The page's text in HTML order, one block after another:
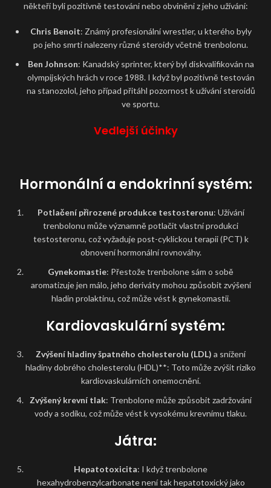
někteří byli pozitivně testováni nebo obviněni z jeho užívání:
Chris Benoit: Známý profesionální wrestler, u kterého byly
po jeho smrti nalezeny různé steroidy včetně trenbolonu.
Ben Johnson: Kanadský sprinter, který byl diskvalifikován na
olympijských hrách v roce 1988. I když byl pozitivně testován
na stanozolol, jeho případ přitáhl pozornost k užívání steroidů
ve sportu.
Vedlejší účinky
Hormonální a endokrinní systém:
Potlačení přirozené produkce testosteronu: Užívání
trenbolonu může významně potlačit vlastní produkci
testosteronu, což vyžaduje post-cyklickou terapii (PCT) k
obnovení hormonální rovnováhy.
Gynekomastie: Přestože trenbolone sám o sobě
aromatizuje jen málo, jeho deriváty mohou způsobit zvýšení
hladin prolaktinu, což může vést k gynekomastii.
Kardiovaskulární systém:
Zvýšení hladiny špatného cholesterolu (LDL) a snížení
hladiny dobrého cholesterolu (HDL)**: Toto může zvýšit riziko
kardiovaskulárních onemocnění.
Zvýšený krevní tlak: Trenbolone může způsobit zadržování
vody a sodíku, což může vést k vysokému krevnímu tlaku.
Játra:
Hepatotoxicita: I když trenbolone
hexahydrobenzylcarbonate není tak hepatotoxický jako